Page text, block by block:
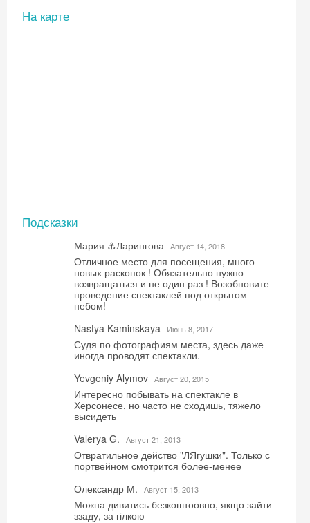
На карте
Подсказки
Мария ⚓️Ларингова Август 14, 2018
Отличное место для посещения, много
новых раскопок ! Обязательно нужно
возвращаться и не один раз ! Возобновите
проведение спектаклей под открытом
небом!
Nastya Kaminskaya
Июнь 8, 2017
Судя по фотографиям места, здесь даже
иногда проводят спектакли.
Yevgeniy Alymov Август 20, 2015
Интересно побывать на спектакле в
Херсонесе, но часто не сходишь, тяжело
высидеть
Valerya G.
Август 21, 2013
Отвратильное действо "ЛЯгушки". Только с
портвейном смотрится более-менее
Олександр М.
Август 15, 2013
Можна дивитись безкоштоовно, якщо зайти
ззаду, за гілкою